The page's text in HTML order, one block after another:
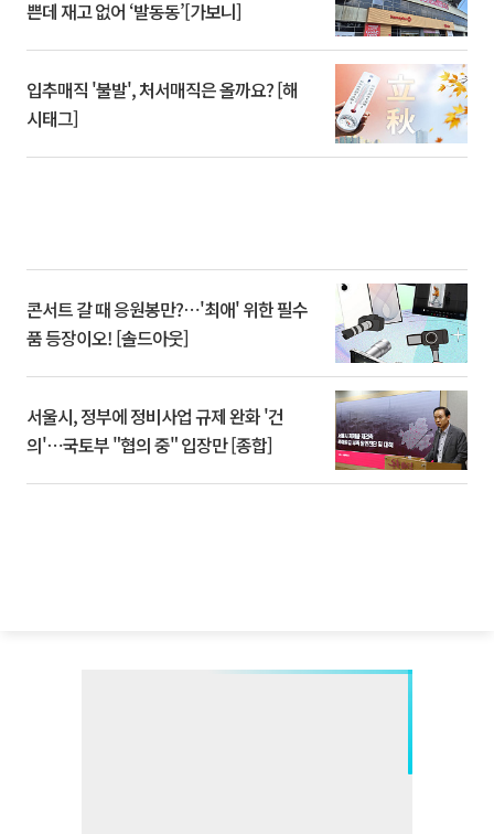
쁜데 재고 없어 ‘발동동’[가보니]
입추매직 '불발', 처서매직은 올까요? [해
시태그]
콘서트 갈 때 응원봉만?⋯'최애' 위한 필수
품 등장이오! [솔드아웃]
서울시, 정부에 정비사업 규제 완화 '건
의'⋯국토부 "협의 중" 입장만 [종합]